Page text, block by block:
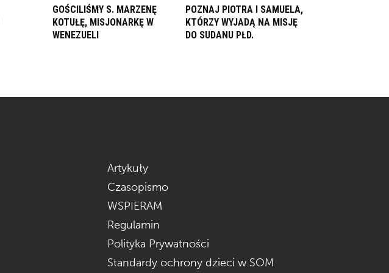
GOŚCILIŚMY S. MARZENĘ
KOTUŁĘ, MISJONARKĘ W
WENEZUELI
POZNAJ PIOTRA I SAMUELA,
KTÓRZY WYJADĄ NA MISJĘ
DO SUDANU PŁD.
Artykuły
Czasopismo
WSPIERAM
Regulamin
Polityka Prywatności
Standardy ochrony dzieci w SOM